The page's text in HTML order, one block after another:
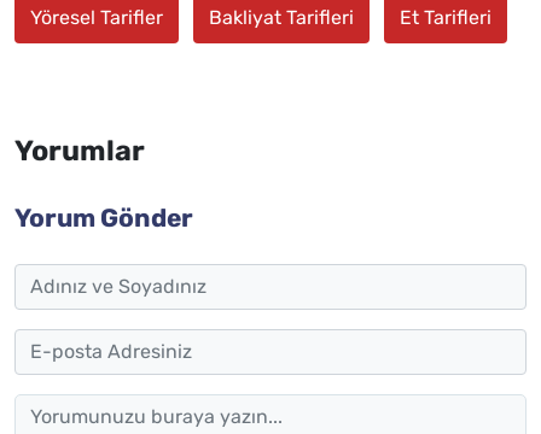
Yöresel Tarifler Bakliyat Tarifleri Et Tarifleri
Yorumlar
Yorum Gönder